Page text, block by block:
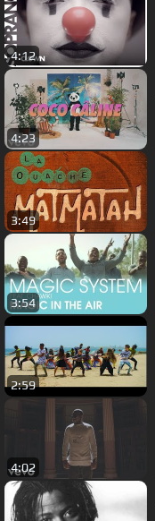
4:12
4:23
3:49
3:54
2:59
4:02